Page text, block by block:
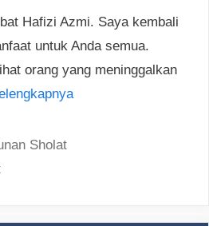
Hafizi Azmi. Saya kembali
untuk Anda semua.
orang yang meninggalkan
Sholat